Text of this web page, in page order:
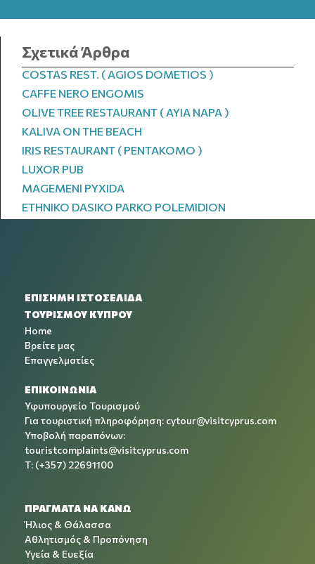
Σχετικά Άρθρα
COSTAS REST. ( AGIOS DOMETIOS )
CAFFE NERO ENGOMIS
OLIVE TREE RESTAURANT ( AYIA NAPA )
KALIVA ON THE BEACH
IRIS RESTAURANT ( PENTAKOMO )
LUXOR PUB
MAGEMENI PYXIDA
ETHNIKO DASIKO PARKO POLEMIDION
ΕΠΙΣΗΜΗ ΙΣΤΟΣΕΛΙΔΑ
ΤΟΥΡΙΣΜΟΥ ΚΥΠΡΟΥ
Home
Βρείτε μας
Επαγγελματίες
ΕΠΙΚΟΙΝΩΝΙΑ
Υφυπουργείο Τουρισμού
Για τουριστική πληροφόρηση: cytour@visitcyprus.com
Υποβολή παραπόνων:
touristcomplaints@visitcyprus.com
T: (+357) 22691100
ΠΡΑΓΜΑΤΑ ΝΑ ΚΑΝΩ
Ήλιος & Θάλασσα
Αθλητισμός & Προπόνηση
Υγεία & Ευεξία